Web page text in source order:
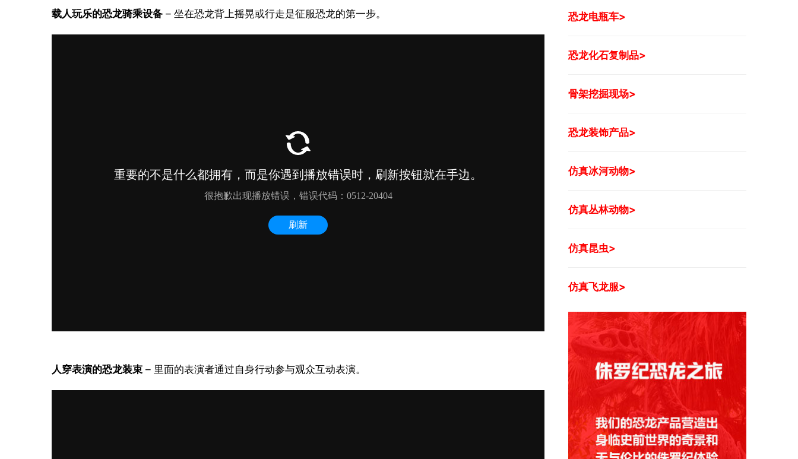
载人玩乐的恐龙骑乘设备 – 坐在恐龙背上摇晃或行走是征服恐龙的第一步。
人穿表演的恐龙装束 – 里面的表演者通过自身行动参与观众互动表演。
恐龙电瓶车>
恐龙化石复制品>
骨架挖掘现场>
恐龙装饰产品>
仿真冰河动物>
仿真丛林动物>
仿真昆虫>
仿真飞龙服>